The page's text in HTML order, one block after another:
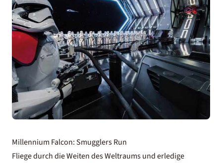
Millennium Falcon: Smugglers Run
Fliege durch die Weiten des Weltraums und erledige